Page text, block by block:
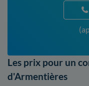
Les prix pour un
d'Armentières